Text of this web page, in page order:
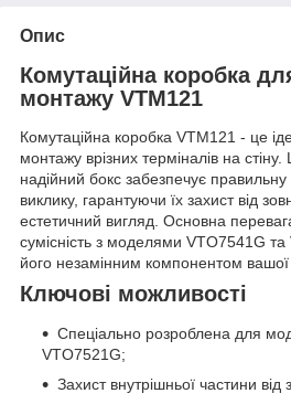
Опис
Комутаційна коробка
монтажу VTM121
Комутаційна коробка VTM121 - це
монтажу врізних терміналів на
надійний бокс забезпечує
виклику, гарантуючи їх захист від
естетичний вигляд. Основна
сумісність з моделями VTO7541G
його незамінним компонентом
Ключові можливості
Спеціально розроблена для
VTO7521G;
Захист внутрішньої частини від